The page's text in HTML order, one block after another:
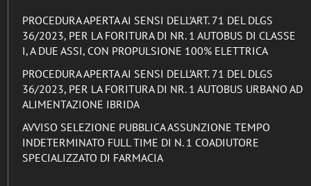
PROCEDURA APERTA AI SENSI DELL’ART. 71 DEL DLGS
36/2023, PER LA FORITURA DI NR. 1 AUTOBUS DI CLASSE
I, A DUE ASSI, CON PROPULSIONE 100% ELETTRICA
PROCEDURA APERTA AI SENSI DELL’ART. 71 DEL DLGS
36/2023, PER LA FORITURA DI NR. 1 AUTOBUS URBANO AD
ALIMENTAZIONE IBRIDA
AVVISO SELEZIONE PUBBLICA ASSUNZIONE TEMPO
INDETERMINATO FULL TIME DI N. 1 COADIUTORE
SPECIALIZZATO DI FARMACIA